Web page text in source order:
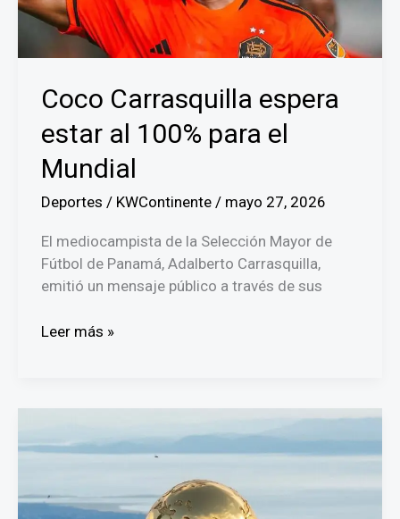
Panamá
contra
Croacia
Coco Carrasquilla espera
estar al 100% para el
Mundial
Deportes / KWContinente / mayo 27, 2026
El mediocampista de la Selección Mayor de
Fútbol de Panamá, Adalberto Carrasquilla,
emitió un mensaje público a través de sus
Coco
100%
Mundial
Leer más »